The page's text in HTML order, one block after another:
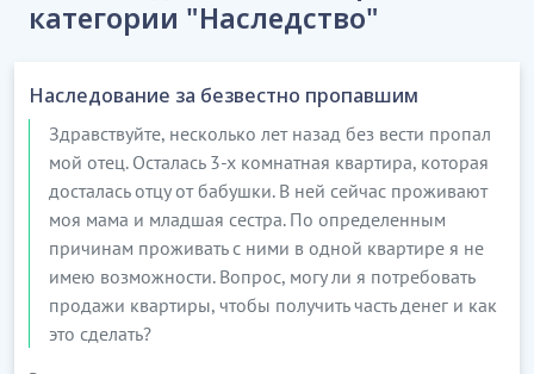
категории "Наследство"
Наследование за безвестно пропавшим
Здравствуйте, несколько лет назад без вести пропал
мой отец. Осталась 3-х комнатная квартира, которая
досталась отцу от бабушки. В ней сейчас проживают
моя мама и младшая сестра. По определенным
причинам проживать с ними в одной квартире я не
имею возможности. Вопрос, могу ли я потребовать
продажи квартиры, чтобы получить часть денег и как
это сделать?